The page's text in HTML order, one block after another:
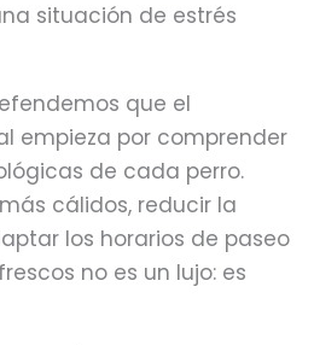
situación de estrés
que el
empieza por comprender
de cada perro.
cálidos, reducir la
los horarios de paseo
no es un lujo: es